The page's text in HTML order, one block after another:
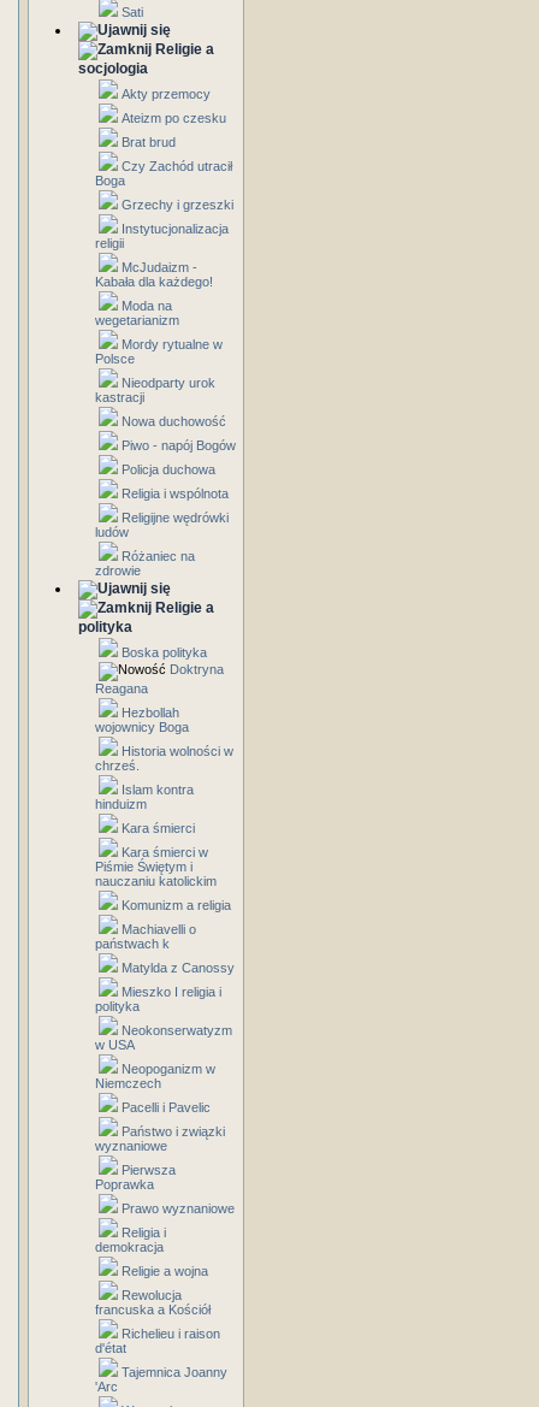
Sati
Religie a
socjologia
Akty przemocy
Ateizm po czesku
Brat brud
Czy Zachód utracił
Boga
Grzechy i grzeszki
Instytucjonalizacja
religii
McJudaizm -
Kabała dla każdego!
Moda na
wegetarianizm
Mordy rytualne w
Polsce
Nieodparty urok
kastracji
Nowa duchowość
Piwo - napój Bogów
Policja duchowa
Religia i wspólnota
Religijne wędrówki
ludów
Różaniec na
zdrowie
Religie a
polityka
Boska polityka
Doktryna
Reagana
Hezbollah
wojownicy Boga
Historia wolności w
chrześ.
Islam kontra
hinduizm
Kara śmierci
Kara śmierci w
Piśmie Świętym i
nauczaniu katolickim
Komunizm a religia
Machiavelli o
państwach k
Matylda z Canossy
Mieszko I religia i
polityka
Neokonserwatyzm
w USA
Neopoganizm w
Niemczech
Pacelli i Pavelic
Państwo i związki
wyznaniowe
Pierwsza
Poprawka
Prawo wyznaniowe
Religia i
demokracja
Religie a wojna
Rewolucja
francuska a Kościół
Richelieu i raison
d'état
Tajemnica Joanny
'Arc